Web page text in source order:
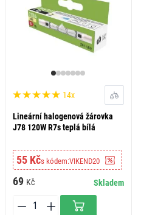
14x
Lineární halogenová žárovka
J78 120W R7s teplá bílá
55 Kčs kódem:VIKEND20
69 Kč Skladem